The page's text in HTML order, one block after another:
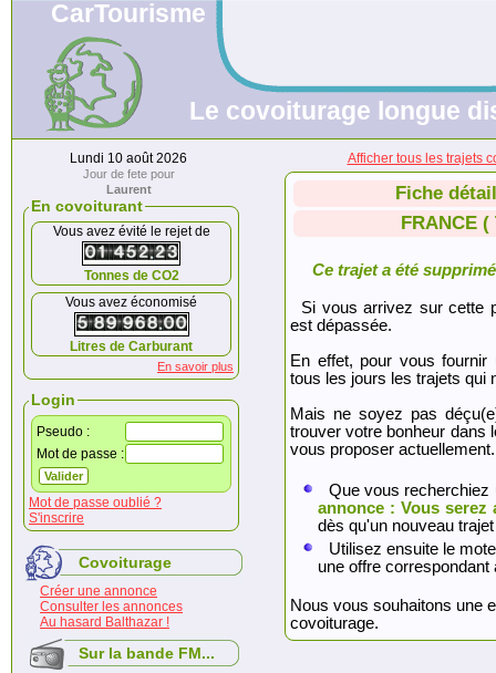
CarTourisme
Le covoiturage longue
Lundi 10 août 2026
Jour de fete pour
Laurent
En covoiturant
Vous avez évité le rejet de
Tonnes de CO2
Vous avez économisé
Litres de Carburant
En savoir plus
Login
Pseudo :
Mot de passe :
Mot de passe oublié ?
S'inscrire
Covoiturage
Créer une annonce
Consulter les annonces
Au hasard Balthazar !
Sur la bande FM...
Afficher tous les trajets
Fiche
FRANCE
Ce trajet a été
Si vous arrivez sur cette
est dépassée.
En effet, pour vous fournir
tous les jours les trajets qui
Mais ne soyez pas
trouver votre bonheur dans
vous proposer actuellement.
Que vous
annonce : Vous serez
dès qu'un nouveau
Utilisez ensuite le
une offre
Nous vous souhaitons une
covoiturage.